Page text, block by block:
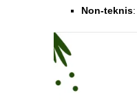
Non-teknis